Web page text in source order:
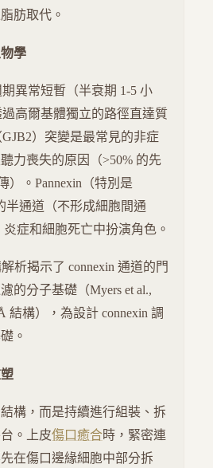
肪取代。
學
異常短暫（半衰期 1-5 小
過高爾基體獨立的路徑直達質
GJB2）突變是最常見的非症
力喪失的原因（>50% 的先
）。Pannexin（特別是
半通道（不形成細胞間通
症和細胞死亡中扮演角色。
析揭示了 connexin 通道的門
的分子基礎（Myers et al.,
結構），為設計 connexin 調
。
構，而是持續進行組裝、拆
。上皮傷口癒合時，緊密連
在傷口邊緣細胞中部分拆